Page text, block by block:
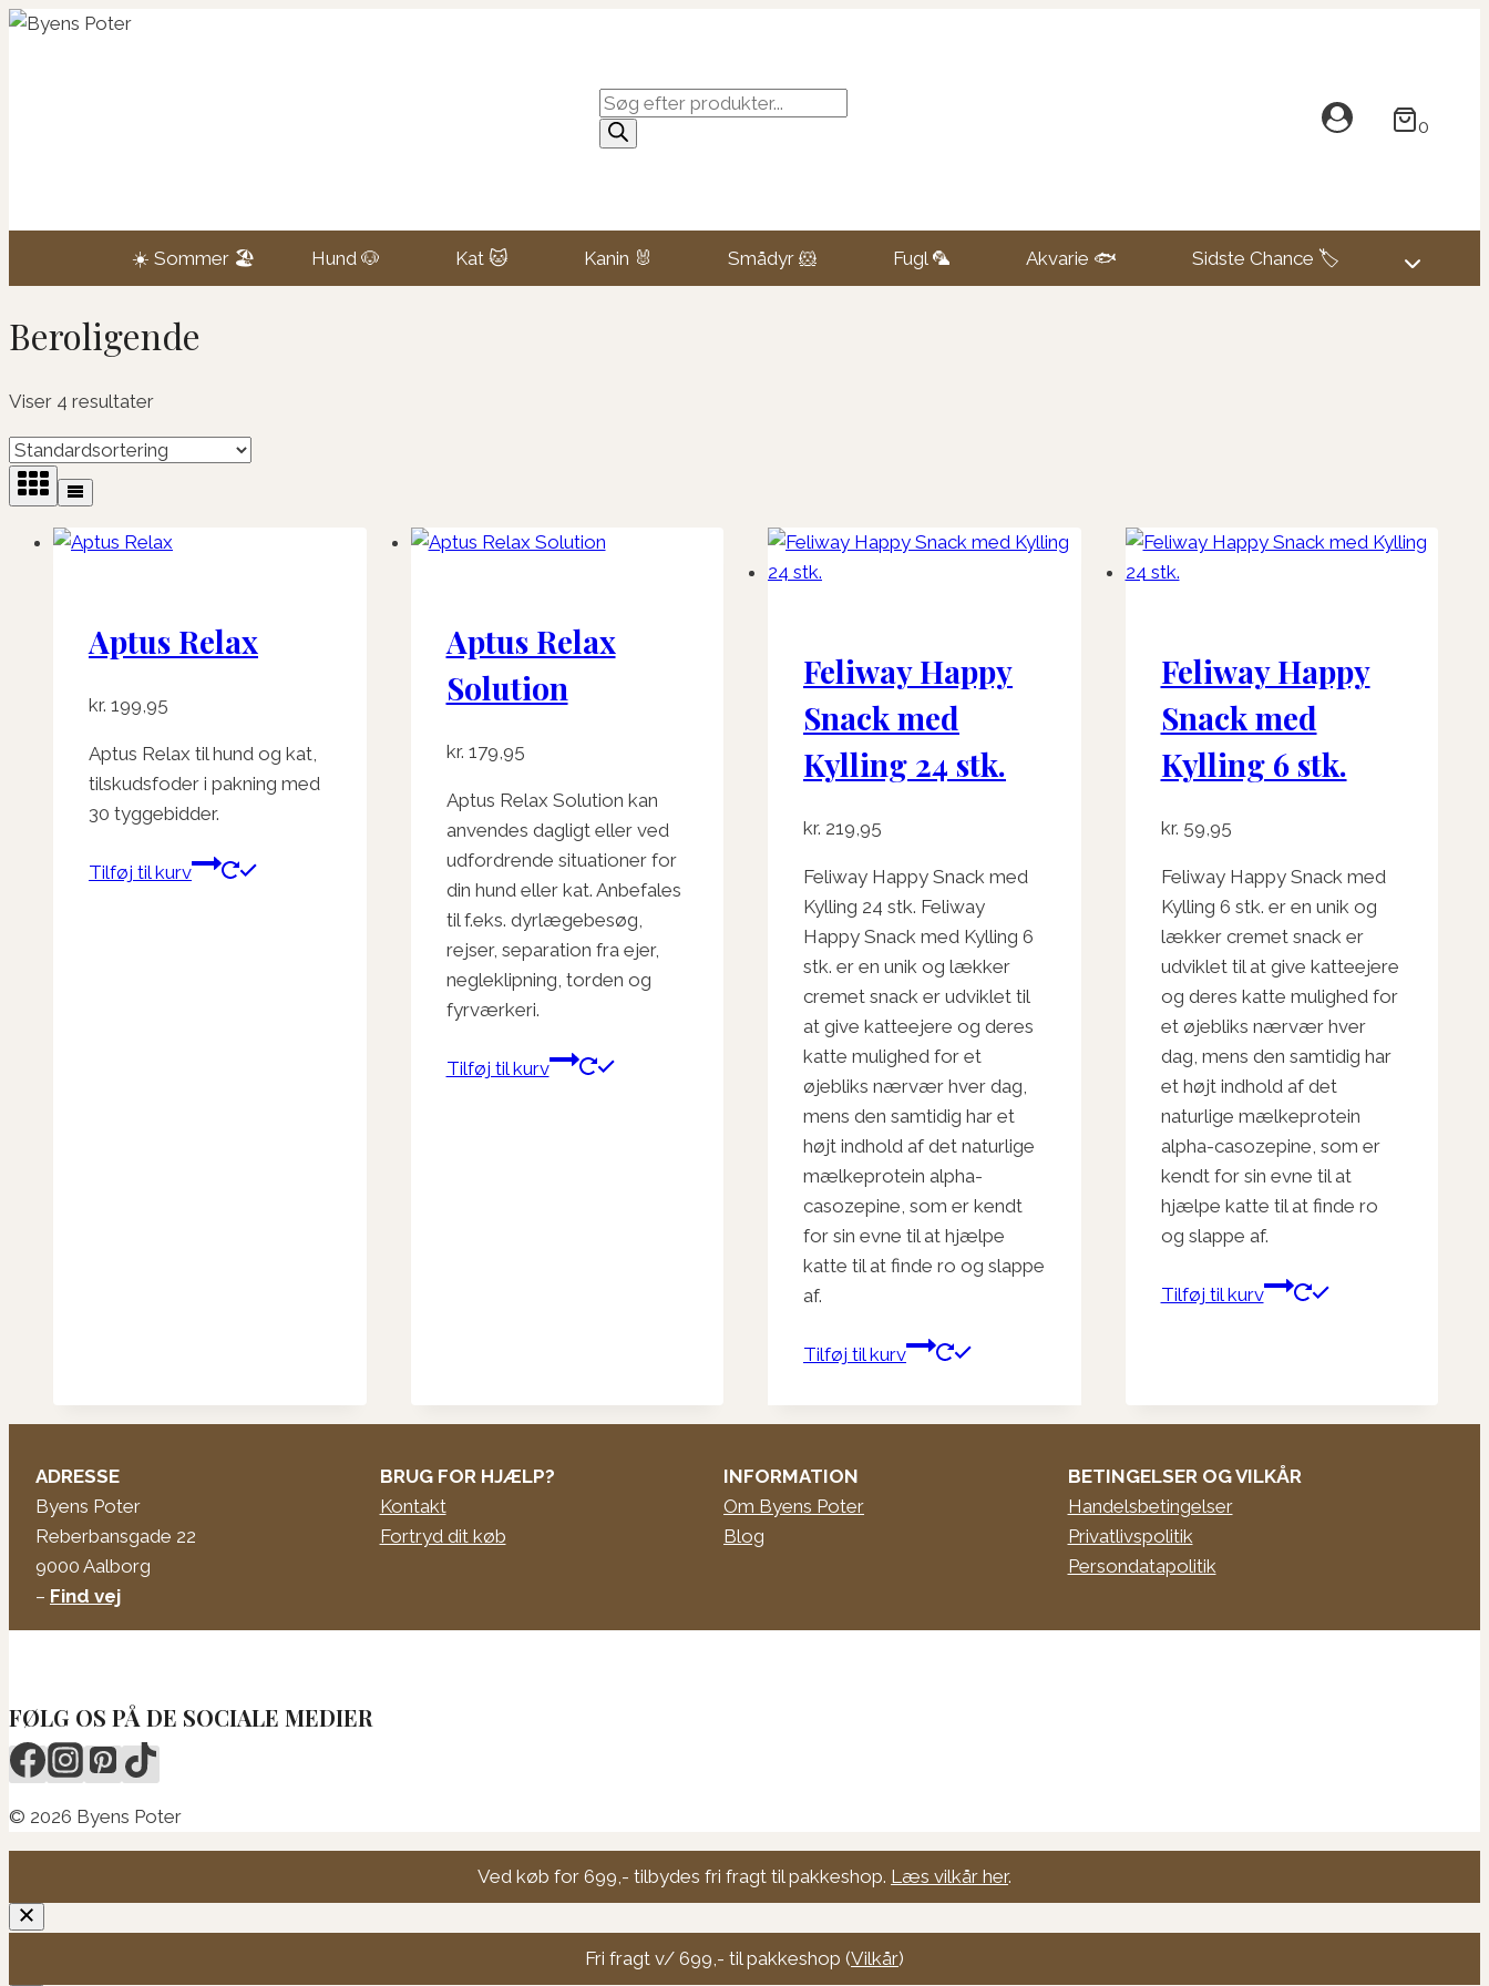
Fortsæt
Products
search
0
☀️ Sommer 🏖️ Hund 🐶 Kat 🐱 Kanin 🐰 Smådyr 🐹 Fugl 🦜 Akvarie 🐟 Sidste Chance 🏷️
Beroligende
Viser 4 resultater
Aptus Relax
kr. 199,95
Aptus Relax til hund og kat,
tilskudsfoder i pakning med
30 tyggebidder.
Tilføj til kurv
Aptus Relax
Solution
kr. 179,95
Aptus Relax Solution kan
anvendes dagligt eller ved
udfordrende situationer for
din hund eller kat. Anbefales
til f.eks. dyrlægebesøg,
rejser, separation fra ejer,
negleklipning, torden og
fyrværkeri.
Tilføj til kurv
Feliway Happy
Snack med
Kylling 24 stk.
kr. 219,95
Feliway Happy Snack med
Kylling 24 stk. Feliway
Happy Snack med Kylling 6
stk. er en unik og lækker
cremet snack er udviklet til
at give katteejere og deres
katte mulighed for et
øjebliks nærvær hver dag,
mens den samtidig har et
højt indhold af det naturlige
mælkeprotein alpha-
casozepine, som er kendt
for sin evne til at hjælpe
katte til at finde ro og slappe
af.
Tilføj til kurv
Feliway Happy
Snack med
Kylling 6 stk.
kr. 59,95
Feliway Happy Snack med
Kylling 6 stk. er en unik og
lækker cremet snack er
udviklet til at give katteejere
og deres katte mulighed for
et øjebliks nærvær hver
dag, mens den samtidig har
et højt indhold af det
naturlige mælkeprotein
alpha-casozepine, som er
kendt for sin evne til at
hjælpe katte til at finde ro
og slappe af.
Tilføj til kurv
ADRESSE
Byens Poter
Reberbansgade 22
9000 Aalborg
– Find vej
BRUG FOR HJÆLP?
Kontakt
Fortryd dit køb
INFORMATION
Om Byens Poter
Blog
BETINGELSER OG VILKÅR
Handelsbetingelser
Privatlivspolitik
Persondatapolitik
FØLG OS PÅ DE SOCIALE MEDIER
© 2026 Byens Poter
Ved køb for 699,- tilbydes fri fragt til pakkeshop. Læs vilkår her.
Fri fragt v/ 699,- til pakkeshop (Vilkår)